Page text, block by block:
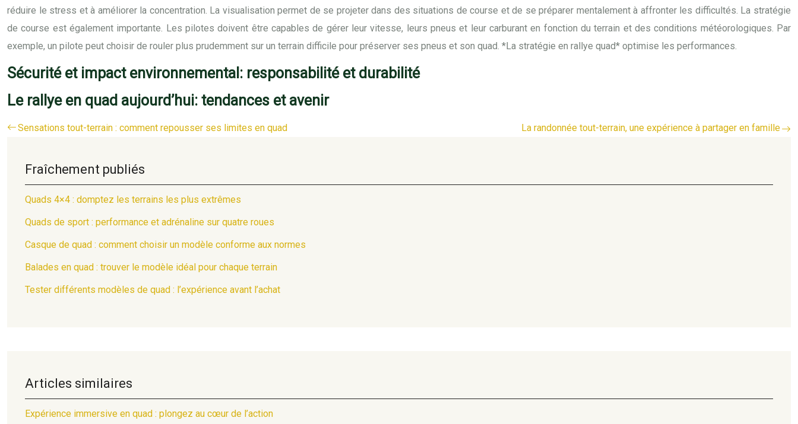
réduire le stress et à améliorer la concentration. La visualisation permet de se projeter dans des situations de course et de se préparer mentalement à affronter les difficultés. La stratégie
de course est également importante. Les pilotes doivent être capables de gérer leur vitesse, leurs pneus et leur carburant en fonction du terrain et des conditions météorologiques. Par
exemple, un pilote peut choisir de rouler plus prudemment sur un terrain difficile pour préserver ses pneus et son quad. *La stratégie en rallye quad* optimise les performances.
Sécurité et impact environnemental: responsabilité et durabilité
Le rallye en quad aujourd’hui: tendances et avenir
Sensations tout-terrain : comment repousser ses limites en quad La randonnée tout-terrain, une expérience à partager en famille
Fraîchement publiés
Quads 4×4 : domptez les terrains les plus extrêmes
Quads de sport : performance et adrénaline sur quatre roues
Casque de quad : comment choisir un modèle conforme aux normes
Balades en quad : trouver le modèle idéal pour chaque terrain
Tester différents modèles de quad : l’expérience avant l’achat
Articles similaires
Expérience immersive en quad : plongez au cœur de l’action